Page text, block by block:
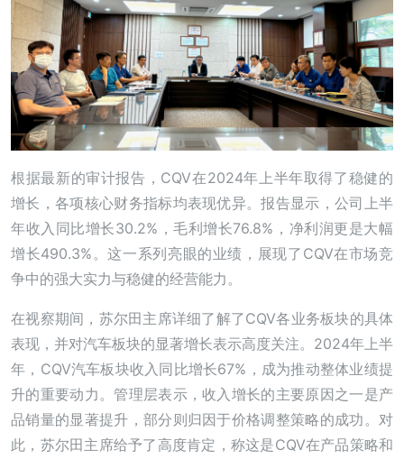
根据最新的审计报告，CQV在2024年上半年取得了稳健的
增长，各项核心财务指标均表现优异。报告显示，公司上半
年收入同比增长30.2%，毛利增长76.8%，净利润更是大幅
增长490.3%。这一系列亮眼的业绩，展现了CQV在市场竞
争中的强大实力与稳健的经营能力。
在视察期间，苏尔田主席详细了解了CQV各业务板块的具体
表现，并对汽车板块的显著增长表示高度关注。2024年上半
年，CQV汽车板块收入同比增长67%，成为推动整体业绩提
升的重要动力。管理层表示，收入增长的主要原因之一是产
品销量的显著提升，部分则归因于价格调整策略的成功。对
此，苏尔田主席给予了高度肯定，称这是CQV在产品策略和